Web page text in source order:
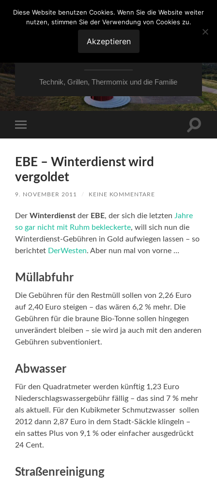
VON ESSEN ÜBER
HESSEN NACH
MOERS
Technik, Grillen, Thermomix und die Familie
Menü
EBE – Winterdienst wird
vergoldet
9. NOVEMBER 2011 / KEINE KOMMENTARE
DerWinterdienst der EBE, der sich die letzten Jahre
so gar nicht mit Ruhm bekleckerte, will sich nun die
Winterdienst-Gebühren in Gold aufwiegen lassen – so
berichtet DerWesten. Aber nun mal von vorne …
Müllabfuhr
Die Gebühren für den Restmüll sollen von 2,26 Euro
auf 2,40 Euro steigen – das wären 6,2 % mehr. Die
Gebühren für die braune Bio-Tonne sollen hingegen
unverändert bleiben – sie wird ja auch mit den anderen
Gebühren subventioniert.
Abwasser
Für den Quadratmeter werden künftig 1,23 Euro
Niederschlagswassergebühr fällig – das sind 7 % mehr
als aktuell. Für den Kubikmeter Schmutzwasser sollen
2012 dann 2,87 Euro in dem Stadt-Säckle klingeln –
ein sattes Plus von 9,1 % oder einfacher ausgedrückt
24 Cent.
Straßenreinigung
Diese Website benutzen Cookies. Wenn Sie die Website weiter
nutzen, stimmen Sie der Verwendung von Cookies zu.
Akzeptieren